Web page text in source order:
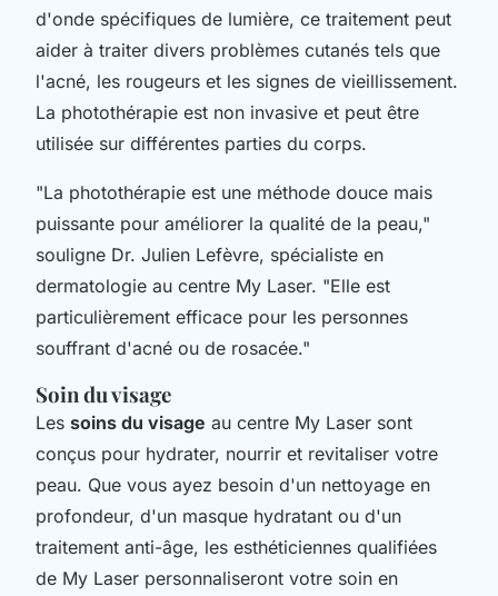
d'onde spécifiques de lumière, ce traitement peut
aider à traiter divers problèmes cutanés tels que
l'acné, les rougeurs et les signes de vieillissement.
La photothérapie est non invasive et peut être
utilisée sur différentes parties du corps.
"La photothérapie est une méthode douce mais
puissante pour améliorer la qualité de la peau,"
souligne Dr. Julien Lefèvre, spécialiste en
dermatologie au centre My Laser. "Elle est
particulièrement efficace pour les personnes
souffrant d'acné ou de rosacée."
Soin du visage
Les soins du visage au centre My Laser sont
conçus pour hydrater, nourrir et revitaliser votre
peau. Que vous ayez besoin d'un nettoyage en
profondeur, d'un masque hydratant ou d'un
traitement anti-âge, les esthéticiennes qualifiées
de My Laser personnaliseront votre soin en